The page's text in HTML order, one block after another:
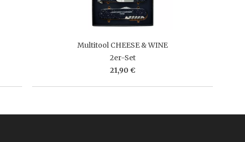
Multitool CHEESE & WINE
2er-Set
21,90 €